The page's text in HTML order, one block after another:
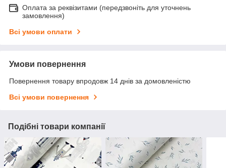
Оплата за реквізитами (передзвоніть для уточнень
замовлення)
Всі умови оплати
Умови повернення
Повернення товару впродовж 14 днів за домовленістю
Всі умови повернення
Подібні товари компанії